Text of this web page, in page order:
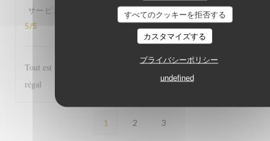
すべてのクッキーを拒否する
カスタマイズする
プライバシーポリシー
undefined
サービス
5/5 メニュー: 5/5 品質-価格:
5/5
Tout est parfait, de l'accueil au service et les plats excellents! Un
régal
1 2 3